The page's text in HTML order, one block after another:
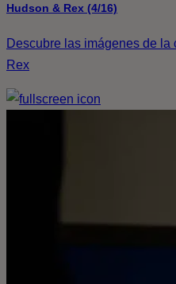
Hudson & Rex (4/16)
Descubre las imágenes de
Rex